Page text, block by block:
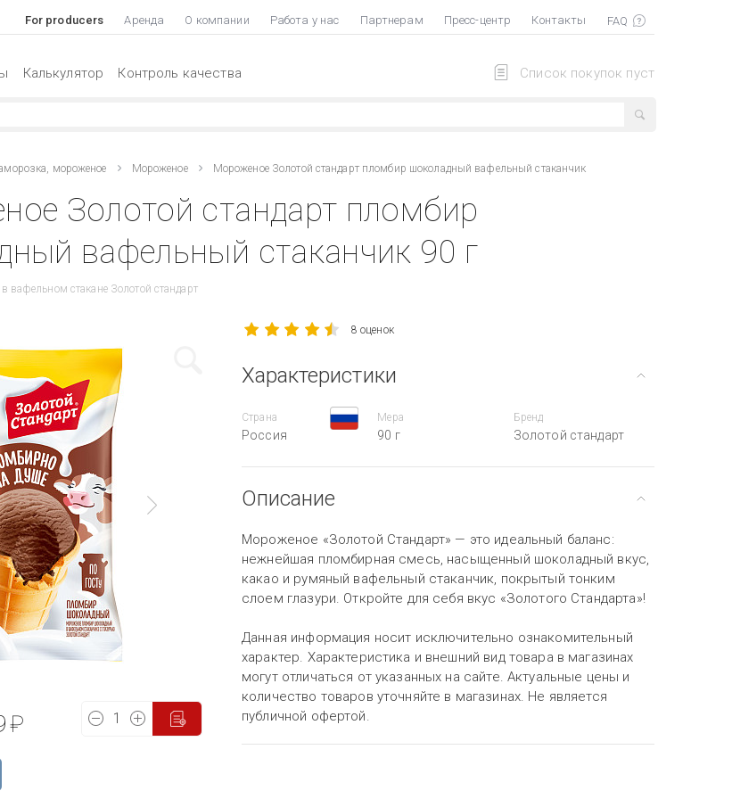
For producers Аренда О компании Работа у нас Партнерам Пресс-центр Контакты
Список покупок пуст
Калькулятор Контроль качества
мороженое Мороженое Мороженое Золотой стандарт пломбир шоколадный вафельный стаканчик
Золотой стандарт пломбир
вафельный стаканчик 90 г
вафельном стакане Золотой стандарт
₽
8 оценок
Характеристики
Страна
Россия
Мера
90 г
Бренд
Золотой стандарт
Описание
Мороженое «Золотой Стандарт» — это идеальный баланс:
нежнейшая пломбирная смесь, насыщенный шоколадный вкус,
какао и румяный вафельный стаканчик, покрытый тонким
слоем глазури. Откройте для себя вкус «Золотого Стандарта»!
Данная информация носит исключительно ознакомительный
характер. Характеристика и внешний вид товара в магазинах
могут отличаться от указанных на сайте. Актуальные цены и
количество товаров уточняйте в магазинах. Не является
публичной офертой.